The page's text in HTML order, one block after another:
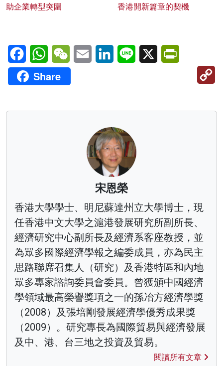
助企業轉型突圍
香港開新篇章的契機
FacebookWhatsAppWeChatEmail LinkedInLine X
Share
宋恩榮
香港大學學士、明尼蘇達州立大學博士，現
任香港中文大學之滬港發展研究所副所長、
經濟研究中心副所長及經濟系客座教授，並
為眾多國際經濟學報之編委成員，亦為民主
思路聯席召集人（研究）及香港特區和內地
眾多專家諮詢委員會委員。曾獲頒中國經濟
學領域最高榮譽獎項之一的孫冶方經濟學獎
（2008）及張培剛發展經濟學優秀成果獎
（2009）。研究專長為國際貿易與經濟發展
及中、港、台三地之投資及貿易。
閱讀所有文章